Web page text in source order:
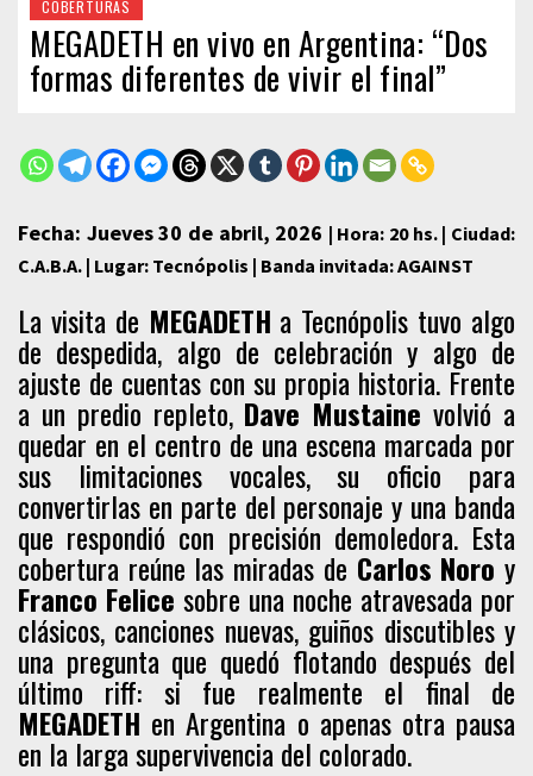
COBERTURAS
MEGADETH en vivo en Argentina: “Dos
formas diferentes de vivir el final”
Fecha: Jueves 30 de abril, 2026 | Hora: 20 hs. | Ciudad:
C.A.B.A. | Lugar: Tecnópolis | Banda invitada: AGAINST
La visita de MEGADETH a Tecnópolis tuvo algo
de despedida, algo de celebración y algo de
ajuste de cuentas con su propia historia. Frente
a un predio repleto, Dave Mustaine volvió a
quedar en el centro de una escena marcada por
sus limitaciones vocales, su oficio para
convertirlas en parte del personaje y una banda
que respondió con precisión demoledora. Esta
cobertura reúne las miradas de Carlos Noro y
Franco Felice sobre una noche atravesada por
clásicos, canciones nuevas, guiños discutibles y
una pregunta que quedó flotando después del
último riff: si fue realmente el final de
MEGADETH en Argentina o apenas otra pausa
en la larga supervivencia del colorado.